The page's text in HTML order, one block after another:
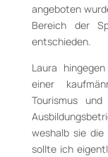
angeboten
Bereich der
entschieden.
Laura
einer
Tourismus
weshalb sie die
sollte ich